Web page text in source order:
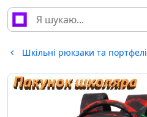
Шкільні рюкзаки та портфелі